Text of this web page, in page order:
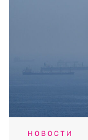
НОВОСТИ